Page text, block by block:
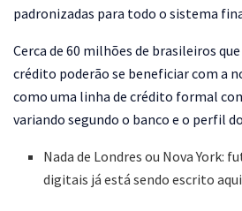
padronizadas para todo o sistema
Cerca de 60 milhões de brasileiros
crédito poderão se beneficiar com a
como uma linha de crédito formal
variando segundo o banco e o perfil
Nada de Londres ou Nova York:
digitais já está sendo escrito